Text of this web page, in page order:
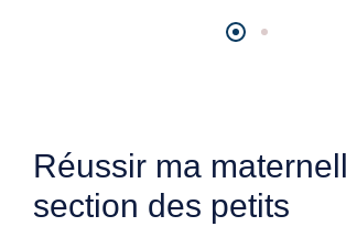
Réussir ma
section des petits